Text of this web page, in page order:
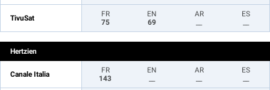
TivuSat
FR
75
EN
69
AR
ES
Hertzien
Canale Italia
FR
143
EN
AR
ES